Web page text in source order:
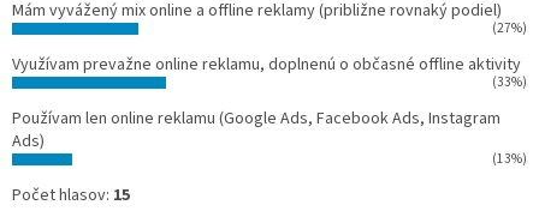
Mám vyvážený mix online a offline reklamy (približne rovnaký podiel)
(27%)
Využívam prevažne online reklamu, doplnenú o občasné offline aktivity
(33%)
Používam len online reklamu (Google Ads, Facebook Ads, Instagram
Ads)
(13%)
Počet hlasov: 15